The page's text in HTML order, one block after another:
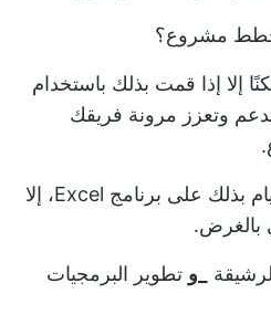
مشروع؟
إلا إذا قمت بذلك باستخدام
وتعزز مرونة فريقك
ورغم أننا لا ننصح أبدًا بالقيام بذلك على برنامج Excel، إلا
بالغرض.
_و تطوير البرمجيات